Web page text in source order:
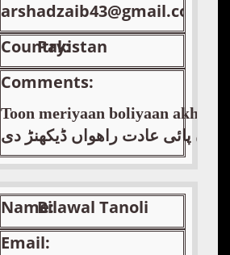
arshadzaib43@gmail.com
Country:Pakistan
Comments:
Toon meriyaan boliyaan
نوں پائی عادت راھواں ڈیکھنڑ دی
Name:Bilawal Tanoli
Email: